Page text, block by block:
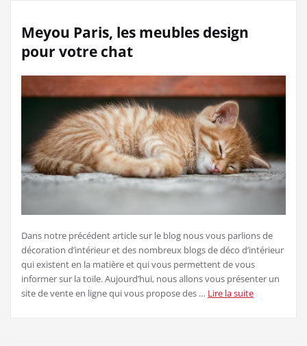
Meyou Paris, les meubles design
pour votre chat
Dans notre précédent article sur le blog nous vous parlions de
décoration d’intérieur et des nombreux blogs de déco d’intérieur
qui existent en la matière et qui vous permettent de vous
informer sur la toile. Aujourd’hui, nous allons vous présenter un
site de vente en ligne qui vous propose des … Lire la suite